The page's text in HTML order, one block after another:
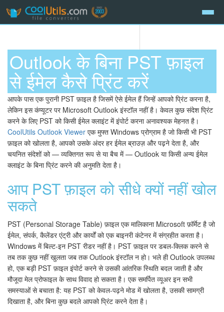
Outlook के बिना PST फ़ाइल
से ईमेल कैसे प्रिंट करें
आपके पास एक पुरानी PST फ़ाइल है जिसमें ऐसे ईमेल हैं जिन्हें आपको प्रिंट करना है,
लेकिन इस कंप्यूटर पर Microsoft Outlook इंस्टॉल नहीं है। केवल कुछ संदेश प्रिंट
करने के लिए PST को किसी ईमेल क्लाइंट में इंपोर्ट करना अनावश्यक मेहनत है।
CoolUtils Outlook Viewer एक मुफ्त Windows प्रोग्राम है जो किसी भी PST
फ़ाइल को खोलता है, आपको उसके अंदर हर ईमेल ब्राउज़ और पढ़ने देता है, और
चयनित संदेशों को — व्यक्तिगत रूप से या बैच में — Outlook या किसी अन्य ईमेल
क्लाइंट के बिना प्रिंट करने की अनुमति देता है।
आप PST फ़ाइल को सीधे क्यों नहीं खोल
सकते
PST (Personal Storage Table) फ़ाइल एक मालिकाना Microsoft फ़ॉर्मेट है जो
ईमेल, संपर्क, कैलेंडर एंट्री और कार्यों को एक बाइनरी कंटेनर में संग्रहीत करता है।
Windows में बिल्ट-इन PST रीडर नहीं है। PST फ़ाइल पर डबल-क्लिक करने से
तब तक कुछ नहीं खुलता जब तक Outlook इंस्टॉल न हो। भले ही Outlook उपलब्ध
हो, एक बड़ी PST फ़ाइल इंपोर्ट करने से उसकी आंतरिक स्थिति बदल जाती है और
मौजूदा मेल प्रोफाइल के साथ विवाद हो सकता है। एक समर्पित व्यूअर इन सभी
समस्याओं से बचाता है: यह PST को केवल-पढ़ने मोड में खोलता है, उसकी सामग्री
दिखाता है, और बिना कुछ बदले आपको प्रिंट करने देता है।